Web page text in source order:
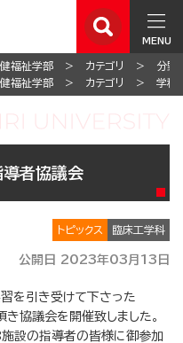
MENU
福祉学部 カテゴリ
分野
福祉学部 カテゴリ 学科
者協議会
トピックス 臨床工学科
公開日 2023年03月13日
を引き受けて下さった
協議会を開催致しました。
設の指導者の皆様に御参加